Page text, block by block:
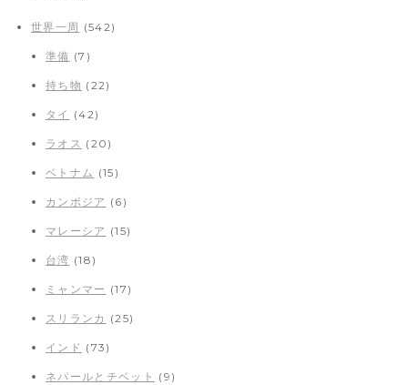
世界一周 (542)
準備 (7)
持ち物 (22)
タイ (42)
ラオス (20)
ベトナム (15)
カンボジア (6)
マレーシア (15)
台湾 (18)
ミャンマー (17)
スリランカ (25)
インド (73)
ネパールとチベット (9)